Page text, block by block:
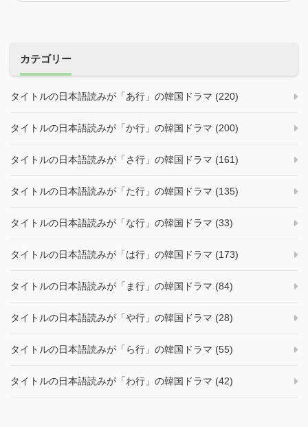
カテゴリー
タイトルの日本語読みが「あ行」の韓国ドラマ (220)
タイトルの日本語読みが「か行」の韓国ドラマ (200)
タイトルの日本語読みが「さ行」の韓国ドラマ (161)
タイトルの日本語読みが「た行」の韓国ドラマ (135)
タイトルの日本語読みが「な行」の韓国ドラマ (33)
タイトルの日本語読みが「は行」の韓国ドラマ (173)
タイトルの日本語読みが「ま行」の韓国ドラマ (84)
タイトルの日本語読みが「や行」の韓国ドラマ (28)
タイトルの日本語読みが「ら行」の韓国ドラマ (55)
タイトルの日本語読みが「わ行」の韓国ドラマ (42)